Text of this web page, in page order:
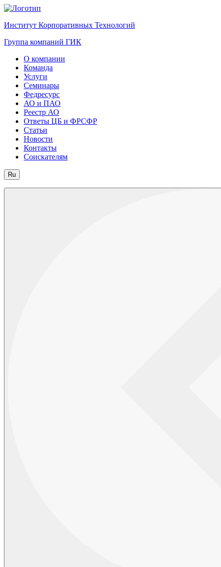
Институт Корпоративных Технологий
Группа компаний ГИК
О компании
Команда
Услуги
Семинары
Федресурс
АО и ПАО
Реестр АО
Ответы ЦБ и ФРСФР
Статьи
Новости
Контакты
Соискателям
Ru